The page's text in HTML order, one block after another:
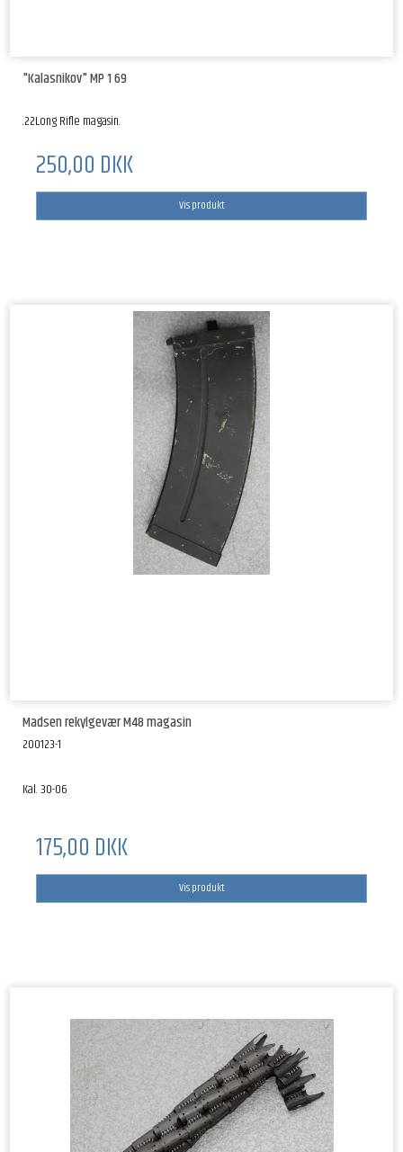
"Kalasnikov" MP 1 69
.22Long Rifle magasin.
250,00 DKK
Vis produkt
Madsen rekylgevær M48 magasin
200123-1
Kal. 30-06
175,00 DKK
Vis produkt